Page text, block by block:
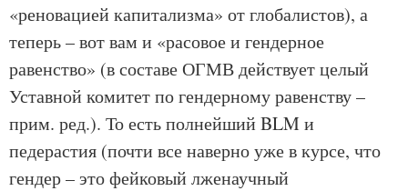
«реновацией капитализма» от глобалистов), а
теперь – вот вам и «расовое и гендерное
равенство» (в составе ОГМВ действует целый
Уставной комитет по гендерному равенству –
прим. ред.). То есть полнейший BLM и
педерастия (почти все наверно уже в курсе, что
гендер – это фейковый лженаучный